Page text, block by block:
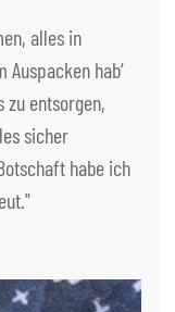
alles in
hab‘
entsorgen,
sicher
habe ich